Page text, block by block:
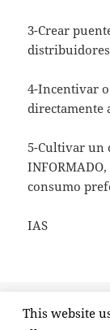
3-Crear
4-Incentivar
directamente
5-Cultivar un
consumo
IAS
el
consumidor
This website